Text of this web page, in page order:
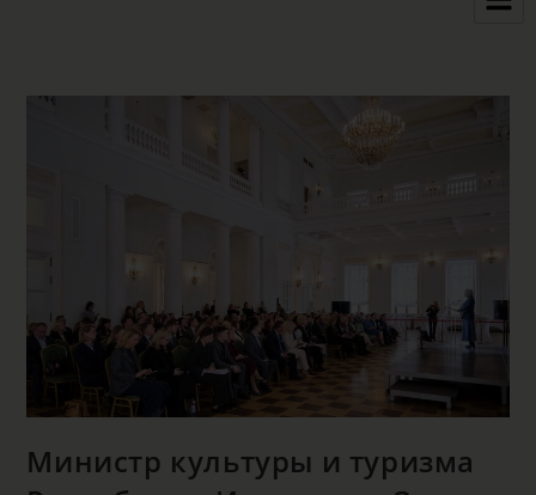
Министр культуры и туризма